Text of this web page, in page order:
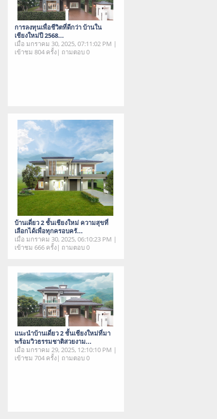
การลงทุนเพื่อชีวิตที่ดีกว่า บ้านใน
เชียงใหม่ปี 2568...
เมื่อ มกราคม 30, 2025, 07:11:02 PM |
เข้าชม 804 ครั้ง| ถามตอบ 0
บ้านเดี่ยว 2 ชั้นเชียงใหม่ ความสุขที่
เลือกได้เพื่อทุกครอบครั...
เมื่อ มกราคม 30, 2025, 06:10:23 PM |
เข้าชม 666 ครั้ง| ถามตอบ 0
แนะนำบ้านเดี่ยว 2 ชั้นเชียงใหม่ที่มา
พร้อมวิวธรรมชาติสวยงาม...
เมื่อ มกราคม 29, 2025, 12:10:10 PM |
เข้าชม 704 ครั้ง| ถามตอบ 0